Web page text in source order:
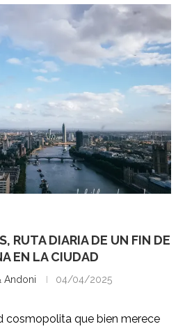
RUTA DIARIA DE UN FIN DE
EN LA CIUDAD
Andoni 04/04/2025
cosmopolita que bien merece